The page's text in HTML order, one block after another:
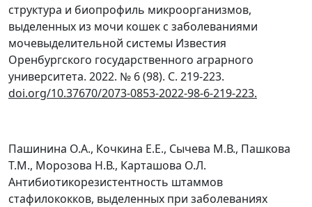
структура и биопрофиль микроорганизмов,
выделенных из мочи кошек с заболеваниями
мочевыделительной системы Известия
Оренбургского государственного аграрного
университета. 2022. № 6 (98). С. 219-223.
doi.org/10.37670/2073-0853-2022-98-6-219-223.
Пашинина О.А., Кочкина Е.Е., Сычева М.В., Пашкова
Т.М., Морозова Н.В., Карташова О.Л.
Антибиотикорезистентность штаммов
стафилококков, выделенных при заболеваниях